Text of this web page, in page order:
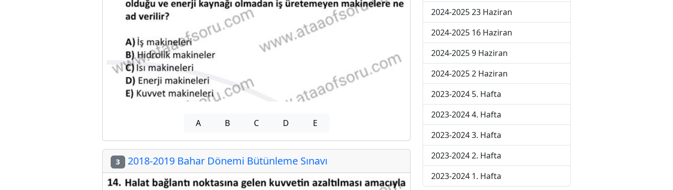
A B C D E
3 2018-2019 Bahar Dönemi Bütünleme Sınavı
2024-2025 23 Haziran
2024-2025 16 Haziran
2024-2025 9 Haziran
2024-2025 2 Haziran
2023-2024 5. Hafta
2023-2024 4. Hafta
2023-2024 3. Hafta
2023-2024 2. Hafta
2023-2024 1. Hafta